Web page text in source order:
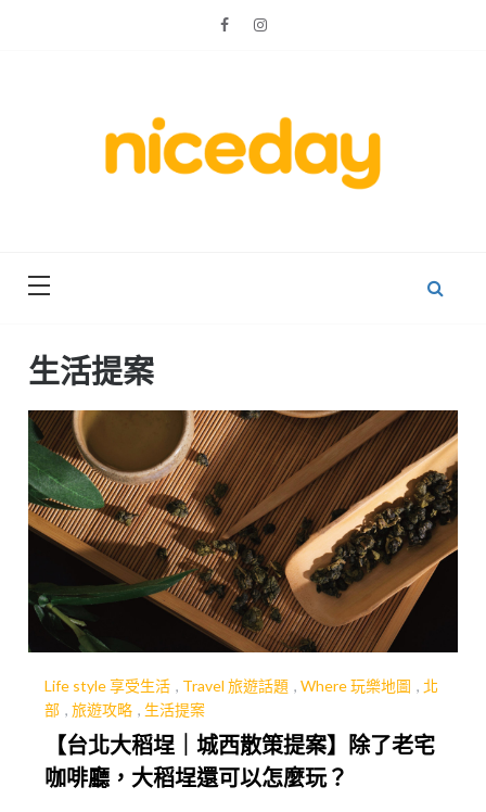
生活提案
Life style 享受生活 , Travel 旅遊話題 ,Where 玩樂地圖 ,北
部 ,旅遊攻略 , 生活提案
【台北大稻埕｜城西散策提案】除了老宅
咖啡廳，大稻埕還可以怎麼玩？